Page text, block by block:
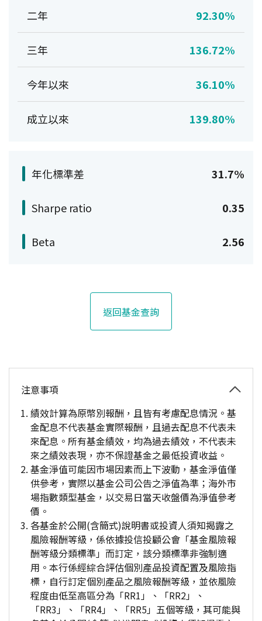
二年 92.30%
三年 136.72%
今年以來 36.10%
成立以來 139.80%
年化標準差 31.7%
Sharpe ratio 0.35
Beta 2.56
返回基金查詢
注意事項
績效計算為原幣別報酬，且皆有考慮配息情況。基
金配息不代表基金實際報酬，且過去配息不代表未
來配息。所有基金績效，均為過去績效，不代表未
來之績效表現，亦不保證基金之最低投資收益。
基金淨值可能因市場因素而上下波動，基金淨值僅
供參考，實際以基金公司公告之淨值為準；海外市
場指數類型基金，以交易日當天收盤價為淨值參考
價。
各基金於公開(含簡式)說明書或投資人須知揭露之
風險報酬等級，係依據投信投顧公會「基金風險報
酬等級分類標準」而訂定，該分類標準非強制適
用。本行係經綜合評估個別產品投資配置及風險指
標，自行訂定個別產品之風險報酬等級，並依風險
程度由低至高區分為「RR1」、「RR2」、
「RR3」、「RR4」、「RR5」五個等級，其可能與